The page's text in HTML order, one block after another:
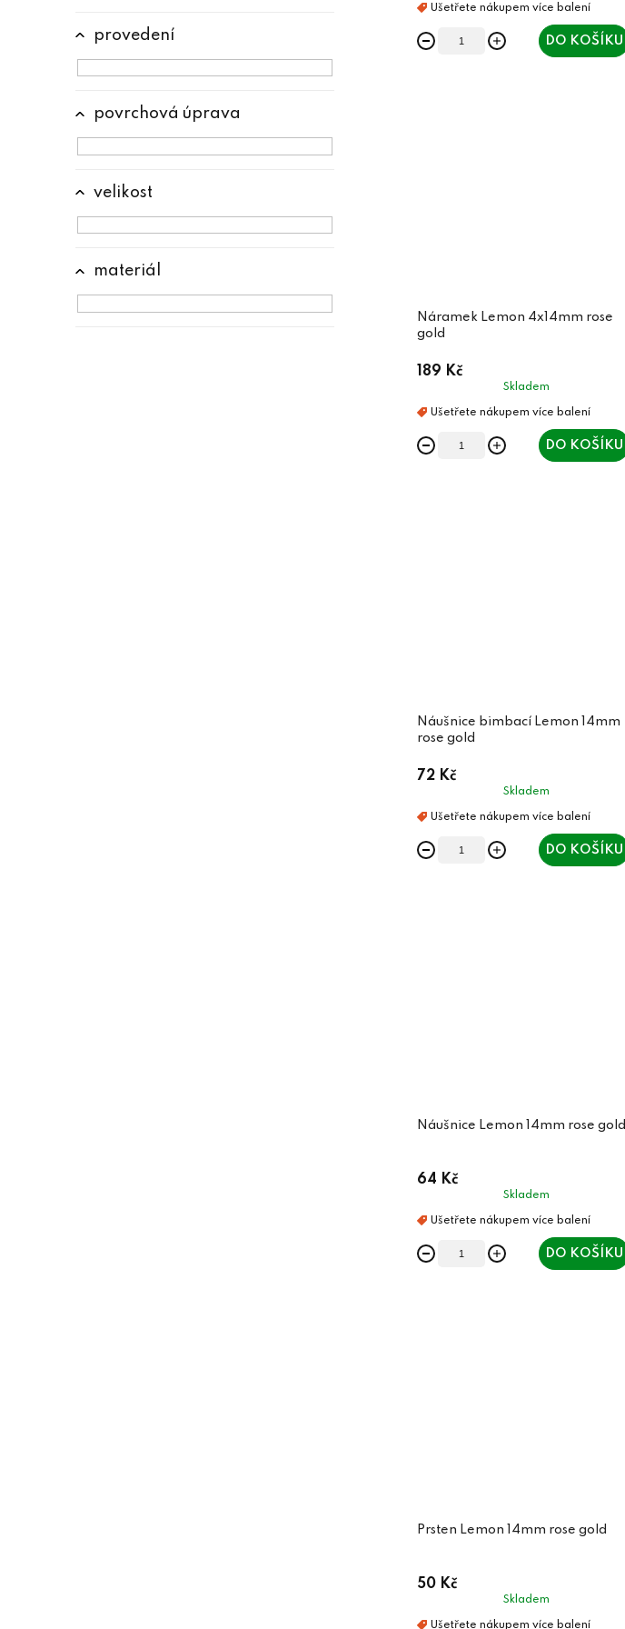
l
materiál
povrchová úprava
provedení
velikost
ů
ů
DO KOŠÍKU
Náramek Lemon 4x14mm rose
gold
189 Kč
Skladem
DO KOŠÍKU
Náušnice bimbací Lemon 14mm
rose gold
72 Kč
Skladem
DO KOŠÍKU
Náušnice Lemon 14mm rose gold
64 Kč
Skladem
DO KOŠÍKU
Prsten Lemon 14mm rose gold
50 Kč
Skladem